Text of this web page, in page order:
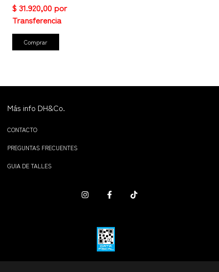
Comprar
Más info DH&Co.
CONTACTO
PREGUNTAS FRECUENTES
GUIA DE TALLES